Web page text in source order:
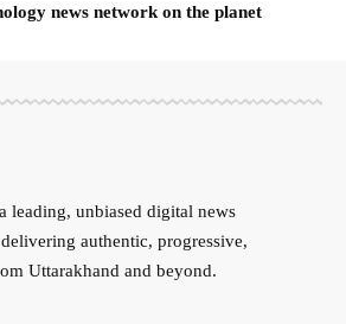
news network on the planet
leading, unbiased digital news
authentic, progressive,
Uttarakhand and beyond.